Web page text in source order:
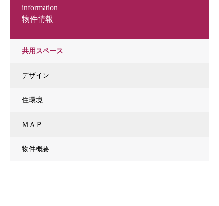
物件情報
information
共用スペース
デザイン
住環境
ＭＡＰ
物件概要